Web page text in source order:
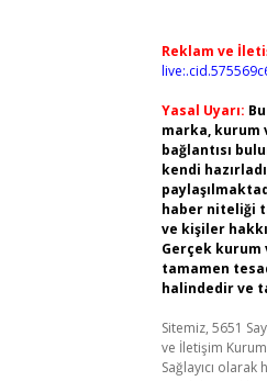
Reklam ve
Yasal Uyarı:
marka, kurum
bağlantısı
kendi
haber niteliği
ve kişiler
Gerçek
tamamen
halindedir ve
Sitemiz, 5651
ve İletişim
Sağlayıcı